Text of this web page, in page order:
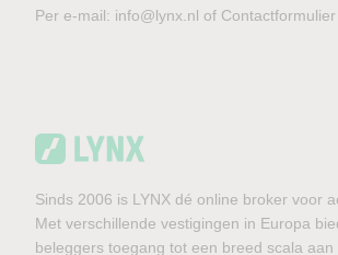
Per e-mail: info@lynx.nl of Contactformulier
Sinds 2006 is LYNX dé online broker voor
Met verschillende vestigingen in Europa
beleggers toegang tot een breed scala aan